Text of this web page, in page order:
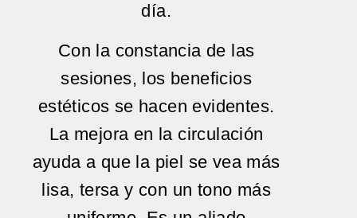
día.
Con la constancia de las
sesiones, los beneficios
estéticos se hacen evidentes.
La mejora en la circulación
ayuda a que la piel se vea más
lisa, tersa y con un tono más